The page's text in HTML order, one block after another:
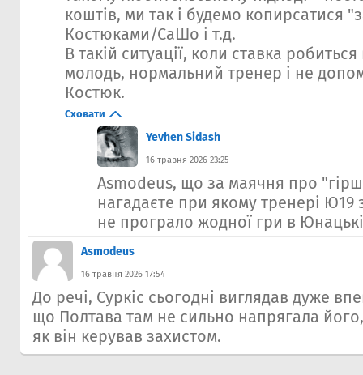
коштів, ми так і будемо копирсатися
Костюками/СаШо і т.д.
В такій ситуації, коли ставка
молодь, нормальний тренер і не
Костюк.
Сховати
Yevhen Sidash
16 травня 2026 23:25
Asmodeus, що за маячня про
нагадаєте при якому тренері Ю19
не програло жодної гри в
Asmodeus
16 травня 2026 17:54
До речі, Суркіс сьогодні виглядав дуже
що Полтава там не сильно напрягала
як він керував захистом.